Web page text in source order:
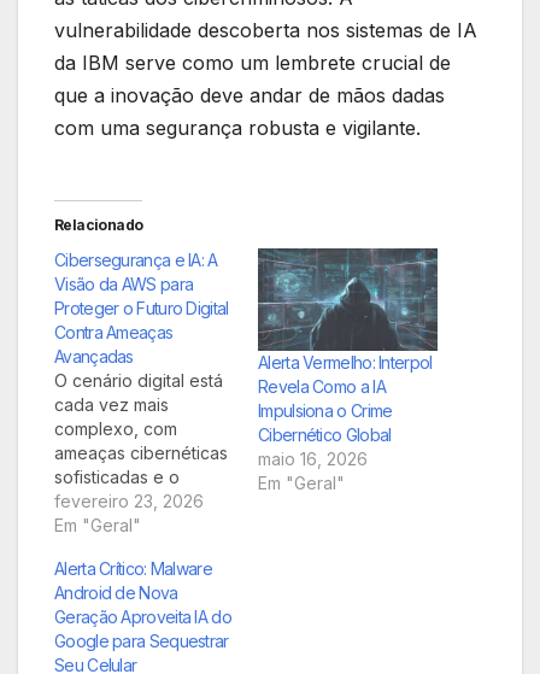
vulnerabilidade descoberta nos sistemas de IA
da IBM serve como um lembrete crucial de
que a inovação deve andar de mãos dadas
com uma segurança robusta e vigilante.
Relacionado
Cibersegurança e IA: A
Visão da AWS para
Proteger o Futuro Digital
Contra Ameaças
Avançadas
O cenário digital está
cada vez mais
complexo, com
ameaças cibernéticas
sofisticadas e o
surgimento de
tecnologias como
ambiente desafiador,
a Inteligência Artificial
(IA) emerge como um
pilar fundamental para
fevereiro 23, 2026
Em "Geral"
Alerta Vermelho: Interpol
Revela Como a IA
Impulsiona o Crime
Cibernético Global
maio 16, 2026
Em "Geral"
Alerta Crítico: Malware
Android de Nova
Geração Aproveita IA do
Google para Sequestrar
Seu Celular